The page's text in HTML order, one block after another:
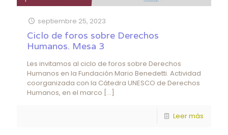
septiembre 25, 2023
Ciclo de foros sobre Derechos
Humanos. Mesa 3
Les invitamos al ciclo de foros sobre Derechos
Humanos en la Fundación Mario Benedetti. Actividad
coorganizada con la Cátedra UNESCO de Derechos
Humanos, en el marco […]
Leer más